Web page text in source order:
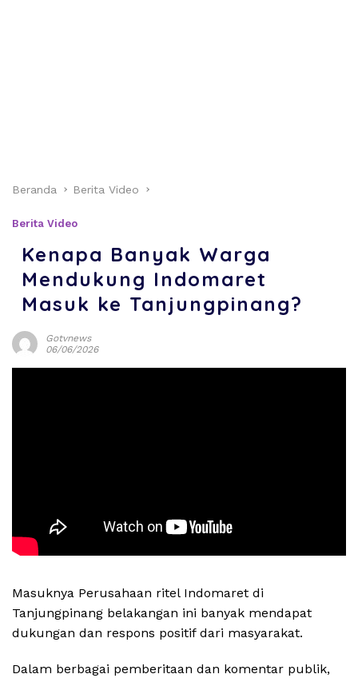
Beranda Berita Video
Berita Video
Kenapa Banyak Warga
Mendukung Indomaret
Masuk ke Tanjungpinang?
Gotvnews
06/06/2026
Masuknya Perusahaan ritel Indomaret di
Tanjungpinang belakangan ini banyak mendapat
dukungan dan respons positif dari masyarakat.
Dalam berbagai pemberitaan dan komentar publik,